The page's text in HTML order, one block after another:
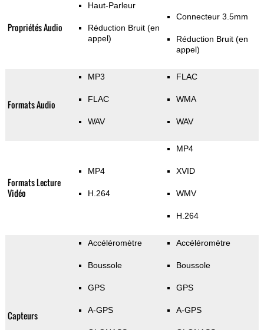
Propriétés Audio
Haut-Parleur
Réduction Bruit (en
appel)
Connecteur 3.5mm
Réduction Bruit (en
appel)
Formats Audio
MP3
FLAC
WAV
FLAC
WMA
WAV
Formats Lecture
Vidéo
MP4
H.264
MP4
XVID
WMV
H.264
Capteurs
Accéléromètre
Boussole
GPS
A-GPS
Accéléromètre
Boussole
GPS
A-GPS